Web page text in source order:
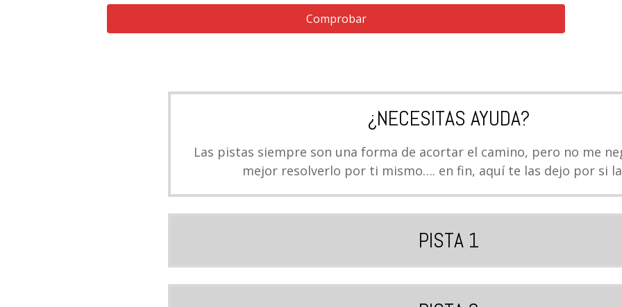
Comprobar
¿NECESITAS AYUDA?
Las pistas siempre son una forma de acortar el camino, pero no me
mejor resolverlo por ti mismo…. en fin, aquí te las dejo por si
PISTA 1